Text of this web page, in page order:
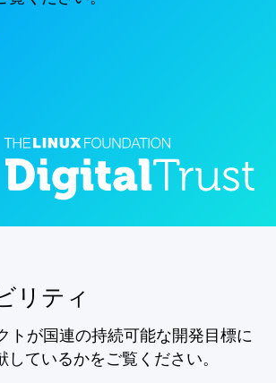
リティ
トが国連の持続可能な開発目標に
しているかをご覧ください。